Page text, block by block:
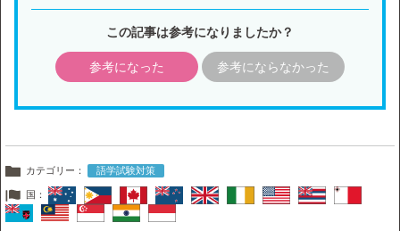
この記事は参考になりましたか？
参考になった 参考にならなかった
カテゴリー： 語学試験対策
国：